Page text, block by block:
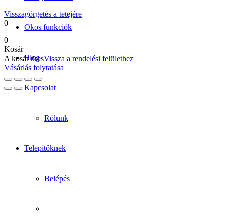
Okos funkciók
Blog
Kapcsolat
Rólunk
Telepítőknek
Belépés
Visszagörgetés a tetejére
0
0
Kosár
A kosár üresVissza a rendelési felülethez
Vásárlás folytatása